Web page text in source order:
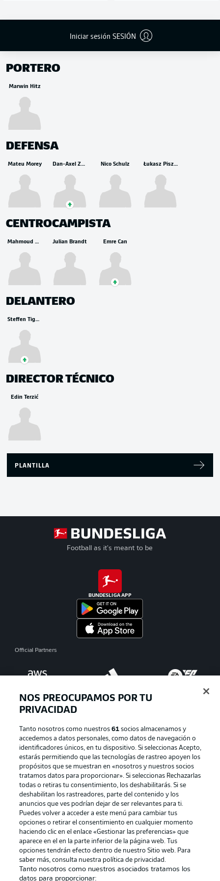
Iniciar sesión SESIÓN
PORTERO
Marwin Hitz
DEFENSA
Mateu Morey Dan-Axel Zagadou Nico Schulz Łukasz Piszczek
CENTROCAMPISTA
Mahmoud Dahoud Julian Brandt Emre Can
DELANTERO
Steffen Tigges
DIRECTOR TÉCNICO
Edin Terzić
PLANTILLA
Football as it's meant to be
BUNDESLIGA APP
Official Partners
Publicidad Aviso legal
Gestionar las preferencias
Canales Trabajos
Jugadores Condiciones de uso
NOS PREOCUPAMOS POR TU
PRIVACIDAD
Tanto nosotros como nuestros 61socios almacenamos y
accedemos a datos personales, como datos de navegación o
identificadores únicos, en tu dispositivo. Si seleccionas Acepto,
estarás permitiendo que las tecnologías de rastreo apoyen los
propósitos que se muestran en «nosotros y nuestros socios
tratamos datos para proporcionar». Si seleccionas Rechazarlas
todas o retiras tu consentimiento, los deshabilitarás. Si se
deshabilitan los rastreadores, parte del contenido y los
anuncios que ves podrían dejar de ser relevantes para ti.
Puedes volver a acceder a este menú para cambiar tus
opciones o retirar el consentimiento en cualquier momento
haciendo clic en el enlace «Gestionar las preferencias» que
aparece en el en la parte inferior de la página web. Tus
opciones tendrán efecto dentro de nuestro Sitio web. Para
saber más, consulta nuestra política de privacidad.
Tanto nosotros como nuestros asociados tratamos los
datos para proporcionar: